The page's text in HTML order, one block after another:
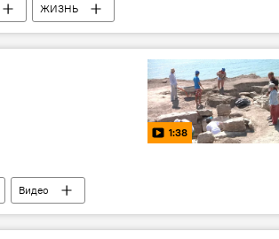
ЖИЗНЬ
1:38
Видео